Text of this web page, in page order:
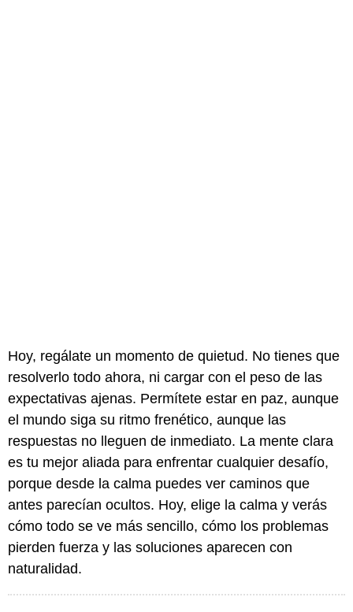
Hoy, regálate un momento de quietud. No tienes que
resolverlo todo ahora, ni cargar con el peso de las
expectativas ajenas. Permítete estar en paz, aunque
el mundo siga su ritmo frenético, aunque las
respuestas no lleguen de inmediato. La mente clara
es tu mejor aliada para enfrentar cualquier desafío,
porque desde la calma puedes ver caminos que
antes parecían ocultos. Hoy, elige la calma y verás
cómo todo se ve más sencillo, cómo los problemas
pierden fuerza y las soluciones aparecen con
naturalidad.